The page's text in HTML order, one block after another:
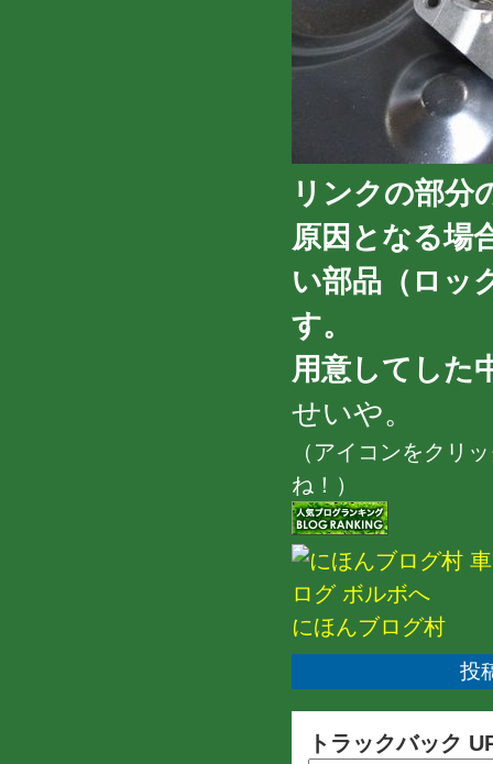
リンクの部分
原因となる場
い部品（ロッ
す。
用意してした
せいや。
（アイコンをクリ
ね！）
にほんブログ村
投
トラックバック